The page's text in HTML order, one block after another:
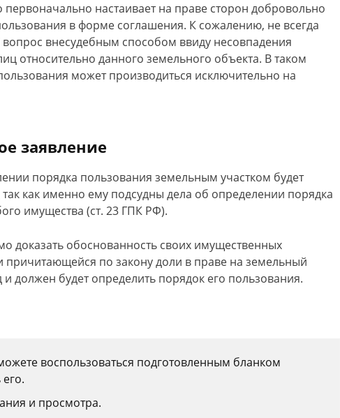
первоначально настаивает на праве сторон добровольно
в форме соглашения. К сожалению, не всегда
внесудебным способом ввиду несовпадения
относительно данного земельного объекта. В таком
может производиться исключительно на
заявление
порядка пользования земельным участком будет
как именно ему подсудны дела об определении порядка
имущества (ст. 23 ГПК РФ).
доказать обоснованность своих имущественных
по закону доли в праве на земельный
и должен будет определить порядок его пользования.
воспользоваться подготовленным бланком
и просмотра.